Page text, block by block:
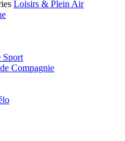
Loisirs & Plein Air
Sport
Compagnie